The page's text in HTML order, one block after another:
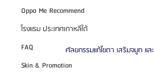
Oppa Me Recommend
โรงแรม ประเทศเกาหลีใต้
FAQ
Skin & Promotion
ศัลยกรรมแก้ไขตา เสริมจมูก แล